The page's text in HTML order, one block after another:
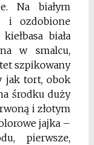
Na białym
i ozdobione
biała
w smalcu,
szpikowany
jak tort, obok
środku duży
i złotym
jajka –
pierwsze,